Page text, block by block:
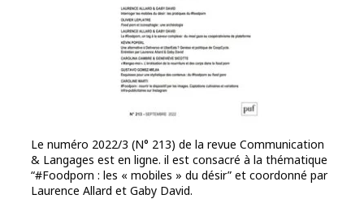
Le numéro 2022/3 (N° 213) de la revue Communication
& Langages est en ligne. il est consacré à la thématique
“#Foodporn : les « mobiles » du désir” et coordonné par
Laurence Allard et Gaby David.